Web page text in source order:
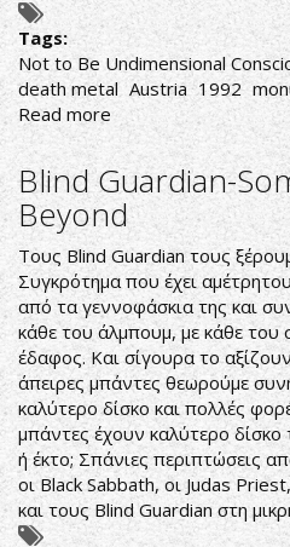
Tags:
Not to Be Undimensional
death metal Austria 1992
Read moreabout
Disharmonic
Orchestra-
Not
to
Undimensional
Conscious
Blind Guardian-
Beyond
Τους Blind Guardian τους
Συγκρότημα που έχει
από τα γεννοφάσκια της και
κάθε του άλμπουμ, με κάθε του
έδαφος. Και σίγουρα το
άπειρες μπάντες θεωρούμε
καλύτερο δίσκο και πολλές
μπάντες έχουν καλύτερο
ή έκτο; Σπάνιες περιπτώσεις
οι Black Sabbath, οι Judas
και τους Blind Guardian στη